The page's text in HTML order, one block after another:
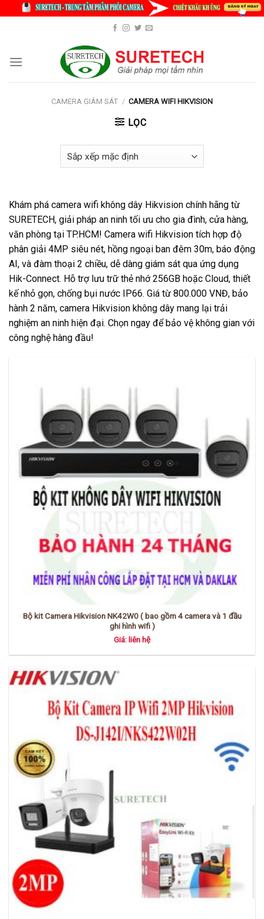
CAMERA GIÁM SÁT / CAMERA WIFI HIKVISION
LỌC
Khám phá camera wifi không dây Hikvision chính hãng từ
SURETECH, giải pháp an ninh tối ưu cho gia đình, cửa hàng,
văn phòng tại TP.HCM! Camera wifi Hikvision tích hợp độ
phân giải 4MP siêu nét, hồng ngoại ban đêm 30m, báo động
AI, và đàm thoại 2 chiều, dễ dàng giám sát qua ứng dụng
Hik-Connect. Hỗ trợ lưu trữ thẻ nhớ 256GB hoặc Cloud, thiết
kế nhỏ gọn, chống bụi nước IP66. Giá từ 800.000 VNĐ, bảo
hành 2 năm, camera Hikvision không dây mang lại trải
nghiệm an ninh hiện đại. Chọn ngay để bảo vệ không gian với
công nghệ hàng đầu!
Bộ kit Camera Hikvision NK42W0 ( bao gồm 4 camera và 1 đầu
ghi hình wifi )
Giá: liên hệ